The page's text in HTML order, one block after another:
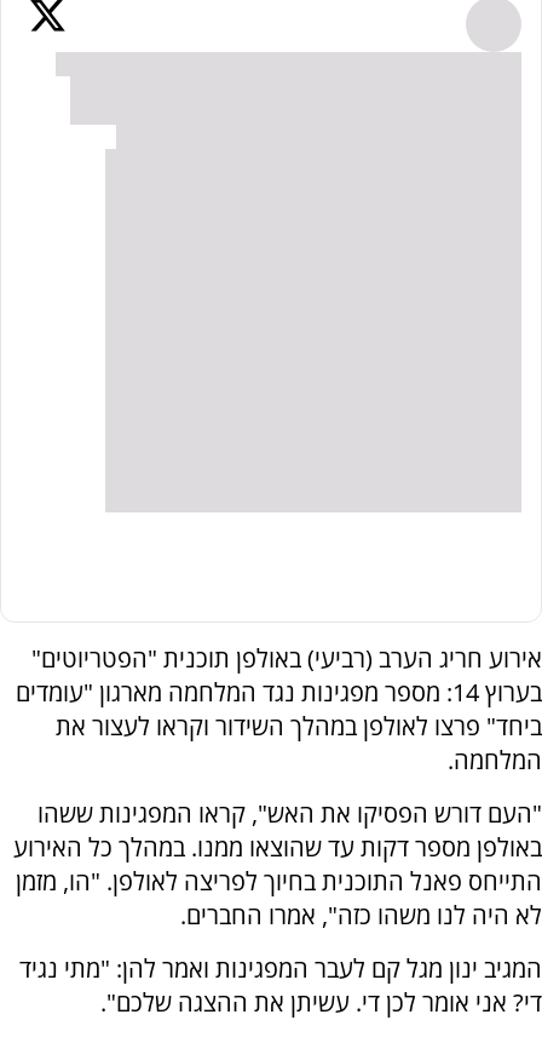
אירוע חריג הערב (רביעי) באולפן תוכנית "הפטריוטים"
בערוץ 14: מספר מפגינות נגד המלחמה מארגון "עומדים
ביחד" פרצו לאולפן במהלך השידור וקראו לעצור את
המלחמה.
"העם דורש הפסיקו את האש", קראו המפגינות ששהו
באולפן מספר דקות עד שהוצאו ממנו. במהלך כל האירוע
התייחס פאנל התוכנית בחיוך לפריצה לאולפן. "הו, מזמן
לא היה לנו משהו כזה", אמרו החברים.
המגיב ינון מגל קם לעבר המפגינות ואמר להן: "מתי נגיד
די? אני אומר לכן די. עשיתן את ההצגה שלכם".